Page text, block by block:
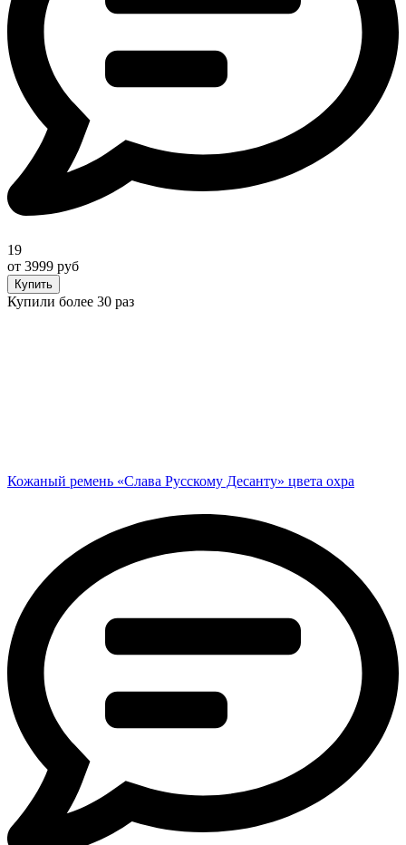
19
от 3999 руб
Купить
Купили более 30 раз
Кожаный ремень «Слава Русскому Десанту» цвета охра